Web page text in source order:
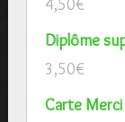
4,50€
Diplôme
3,50€
Carte